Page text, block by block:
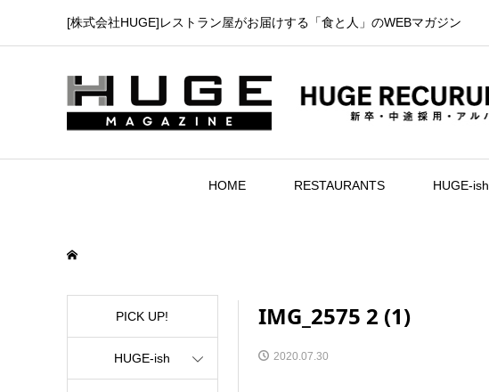
[株式会社HUGE]レストラン屋がお届けする「食と人」のWEBマガジン
HOME RESTAURANTS HUGE-ish
IMG_2575 2 (1)
2020.07.30
PICK UP!
HUGE-ish